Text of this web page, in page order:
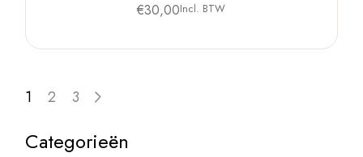
€30,00Incl. BTW
1 2 3
Categorieën